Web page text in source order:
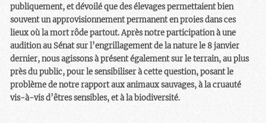
publiquement, et dévoilé que des élevages permettaient bien
souvent un approvisionnement permanent en proies dans ces
lieux où la mort rôde partout. Après notre participation à une
audition au Sénat sur l’engrillagement de la nature le 8 janvier
dernier, nous agissons à présent également sur le terrain, au plus
près du public, pour le sensibiliser à cette question, posant le
problème de notre rapport aux animaux sauvages, à la cruauté
vis-à-vis d’êtres sensibles, et à la biodiversité.